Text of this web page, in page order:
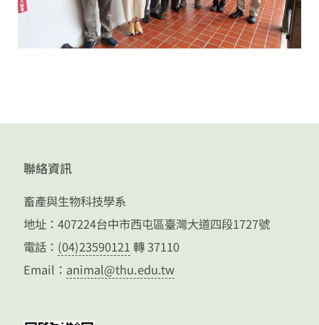
聯絡資訊
畜產與生物科技學系
地址：407224台中市西屯區臺灣大道四段1727號
電話： (04)23590121 轉 37110
Email： animal@thu.edu.tw